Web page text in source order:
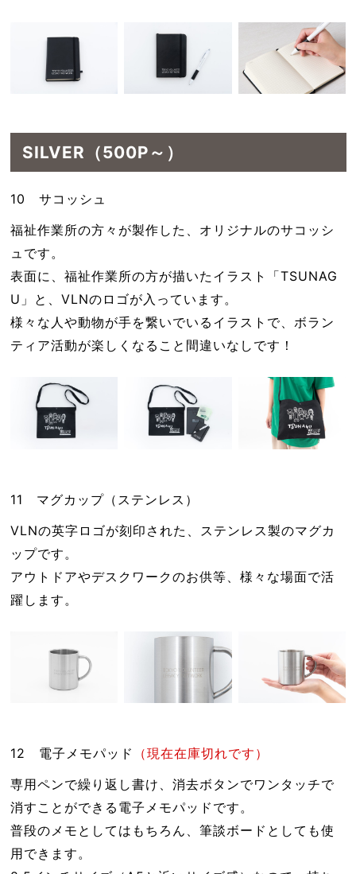
SILVER（500P～）
10 サコッシュ
福祉作業所の方々が製作した、オリジナルのサコッシ
ュです。
表面に、福祉作業所の方が描いたイラスト「TSUNAG
U」と、VLNのロゴが入っています。
様々な人や動物が手を繋いでいるイラストで、ボラン
ティア活動が楽しくなること間違いなしです！
11 マグカップ（ステンレス）
VLNの英字ロゴが刻印された、ステンレス製のマグカ
ップです。
アウトドアやデスクワークのお供等、様々な場面で活
躍します。
12 電子メモパッド
（現在在庫切れです）
専用ペンで繰り返し書け、消去ボタンでワンタッチで
消すことができる電子メモパッドです。
普段のメモとしてはもちろん、筆談ボードとしても使
用できます。